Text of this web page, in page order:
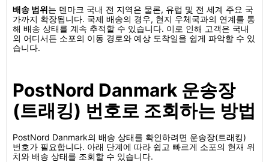
배송 범위는 덴마크 국내 전 지역은 물론, 유럽 및 전 세계 주요 국
가까지 확장됩니다. 국제 배송의 경우, 현지 우체국과의 연계를 통
해 배송 상태를 계속 추적할 수 있습니다. 이로 인해 고객은 국내
외 어디서든 소포의 이동 경로와 예상 도착일을 쉽게 파악할 수 있
습니다.
PostNord Danmark 운송장
(트래킹) 번호로 조회하는 방법
PostNord Danmark의 배송 상태를 확인하려면 운송장(트래킹)
번호가 필요합니다. 아래 단계에 따라 쉽고 빠르게 소포의 현재 위
치와 배송 상태를 조회할 수 있습니다.